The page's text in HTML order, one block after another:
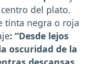
del plato.
tinta negra o roja
: “Desde lejos
oscuridad de la